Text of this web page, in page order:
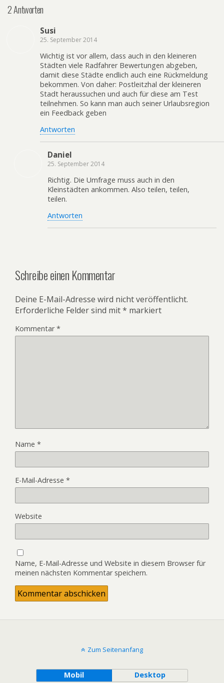
2 Antworten
Susi
25. September 2014
Wichtig ist vor allem, dass auch in den kleineren
Städten viele Radfahrer Bewertungen abgeben,
damit diese Städte endlich auch eine Rückmeldung
bekommen. Von daher: Postleitzhal der kleineren
Stadt heraussuchen und auch für diese am Test
teilnehmen. So kann man auch seiner Urlaubsregion
ein Feedback geben
Antworten
Daniel
25. September 2014
Richtig. Die Umfrage muss auch in den
Kleinstädten ankommen. Also teilen, teilen,
teilen.
Antworten
Schreibe einen Kommentar
Deine E-Mail-Adresse wird nicht veröffentlicht.
Erforderliche Felder sind mit* markiert
Kommentar*
Name *
E-Mail-Adresse *
Website
Name, E-Mail-Adresse und Website in diesem Browser für
meinen nächsten Kommentar speichern.
Zum Seitenanfang
Mobil Desktop